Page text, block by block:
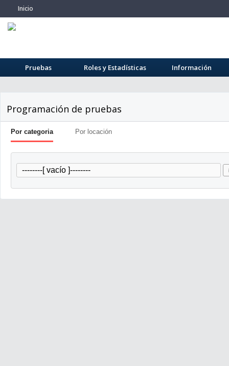
Inicio
Pruebas Roles y Estadísticas Información
Programación de pruebas
Por categoria Por locación